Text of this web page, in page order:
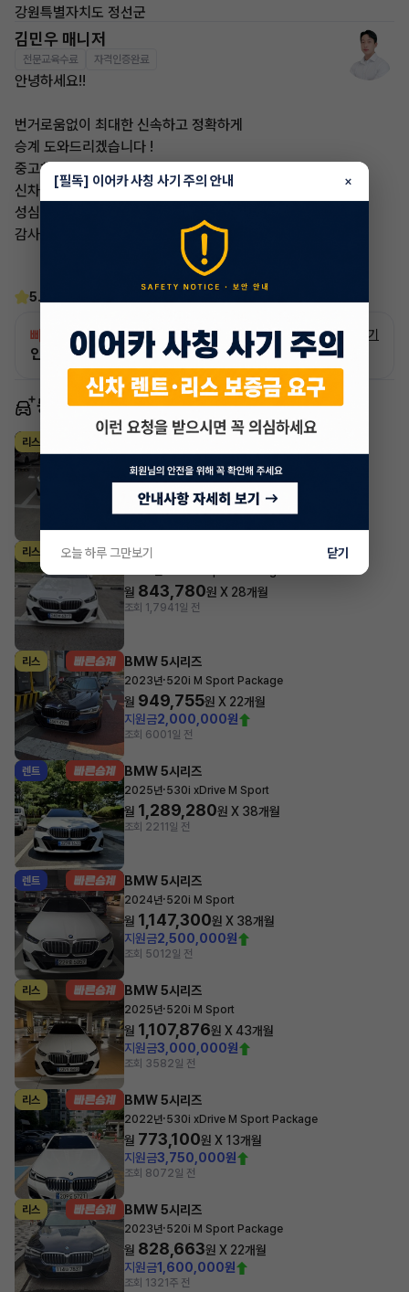
강원특별자치도 정선군
김민우 매니저
전문교육수료 자격인증완료
안녕하세요!!
번거로움없이 최대한 신속하고 정확하게
승계 도와드리겠습니다 !
중고차 처분 OK
신차 렌트/리스 OK 문의 주시면
성심성의껏 상담 도와드리겠습니다 !
감사합니다.
5.0
빠른승계서비스
인증 차량으로 승계하는 이유?
자세히 보기
동일 차종 이어카
리스
·
월990,381원 X36개월
지원금10,000,000원
조회 1,118방금전
리스 BMW 5시리즈
월 843,780원 X 28개월
조회 1,7941일 전
리스 BMW 5시리즈
2023년·520i M Sport Package
월 949,755원 X 22개월
지원금2,000,000원
조회 6001일 전
렌트 BMW 5시리즈
2025년·530i xDrive M Sport
월 1,289,280원 X 38개월
조회 221 1일 전
렌트 BMW 5시리즈
2024년·520i M Sport
월 1,147,300원 X 38개월
지원금2,500,000원
조회 501 2일 전
리스 BMW 5시리즈
2025년·520i M Sport
월 1,107,876원 X43개월
지원금3,000,000원
조회 3582일 전
리스 BMW 5시리즈
2022년·530i xDrive M Sport Package
월 773,100원 X 13개월
지원금3,750,000원
조회 8072일 전
리스 BMW 5시리즈
2023년·520i M Sport Package
월 828,663원 X 22개월
지원금1,600,000원
조회 1321주 전
[필독] 이어카 사칭 사기 주의 안내 ×
오늘 하루 그만보기 닫기